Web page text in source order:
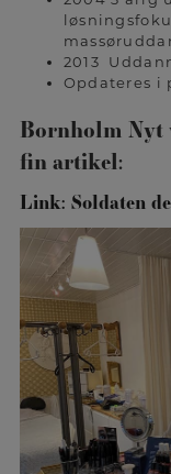
2013
Opdateres i
Bornholm Nyt
fin artikel:
Link: Soldaten